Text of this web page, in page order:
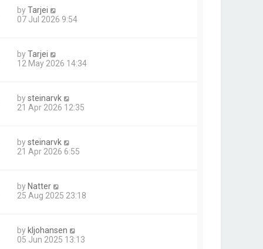
byTarjei
07 Jul 2026 9:54
byTarjei
12 May 2026 14:34
bysteinarvk
21 Apr 2026 12:35
bysteinarvk
21 Apr 2026 6:55
by Natter
25 Aug 2025 23:18
by kljohansen
05 Jun 2025 13:13